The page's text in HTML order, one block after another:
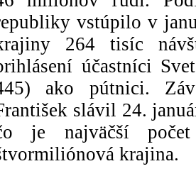
vstúpilo v
264 tisíc
účastníci
ako pútnici.
slávil 24.
je najväčší počet
krajina.